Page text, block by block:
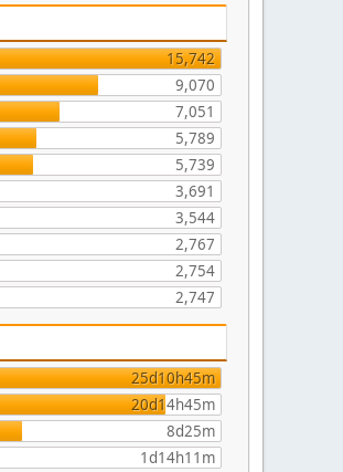
15,742
9,070
7,051
5,789
5,739
3,691
3,544
2,767
2,754
2,747
25d10h45m
20d14h45m
8d25m
1d14h11m